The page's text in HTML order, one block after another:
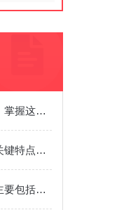
空气填充泵安装避坑指南：掌握这些步骤，效率直接翻倍
别小看空气填充泵！这些关键特点，藏着设备脱颖而出的秘诀
空气填充泵的应用广泛，主要包括以下几个方面